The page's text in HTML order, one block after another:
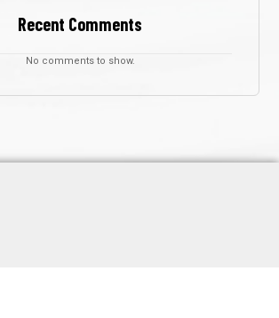
Recent Comments
No comments to show.